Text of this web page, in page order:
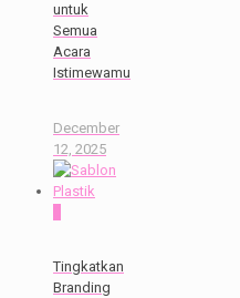
untuk
Semua
Acara
Istimewamu
December
12, 2025
Tingkatkan
Branding